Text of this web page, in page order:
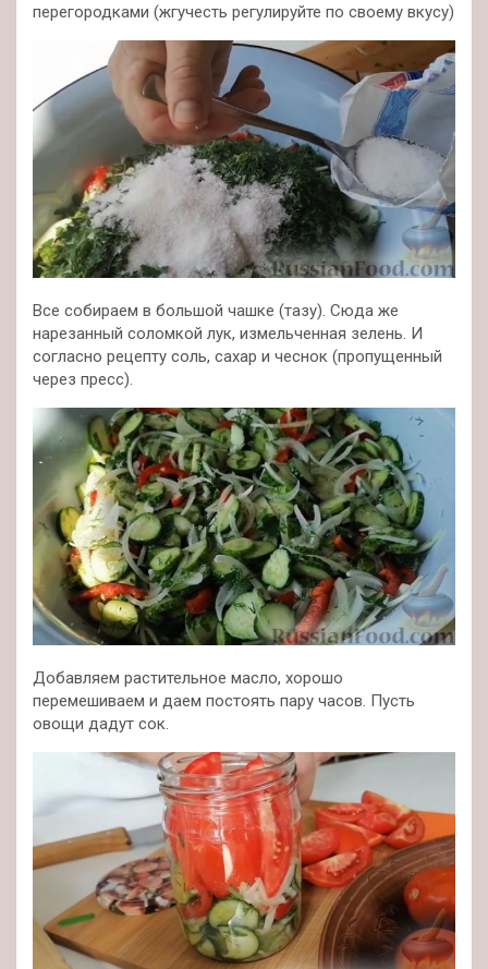
перегородками (жгучесть регулируйте по своему вкусу)
Все собираем в большой чашке (тазу). Сюда же
нарезанный соломкой лук, измельченная зелень. И
согласно рецепту соль, сахар и чеснок (пропущенный
через пресс).
Добавляем растительное масло, хорошо
перемешиваем и даем постоять пару часов. Пусть
овощи дадут сок.